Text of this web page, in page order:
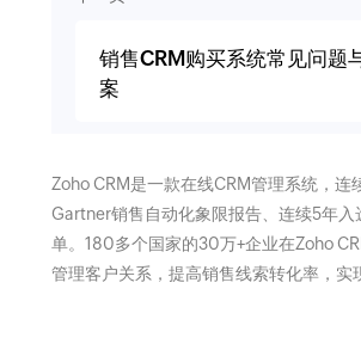
销售CRM购买系统常见问题
案
Zoho CRM是一款在线CRM管理系统，连
Gartner销售自动化象限报告、连续5年入
单。180多个国家的30万+企业在Zoho
管理客户关系，提高销售线索转化率，实